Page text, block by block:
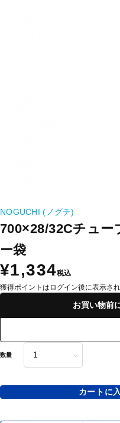
NOGUCHI (ノグチ)
700×28/32Cチュ
ー袋
¥1,334税込
獲得ポイントはログイン後に表示され
お買い物前
数量
カートに